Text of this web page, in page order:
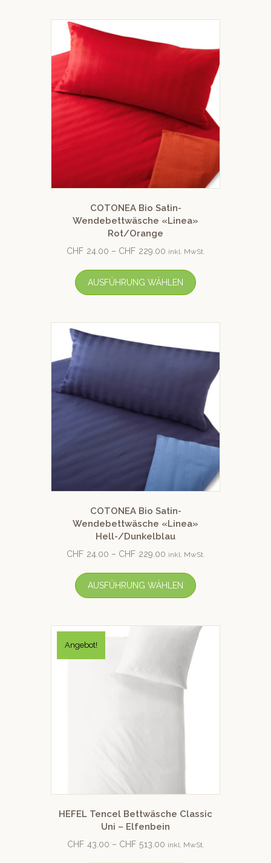
COTONEA Bio Satin-
Wendebettwäsche «Linea»
Rot/Orange
CHF 24.00 – CHF 229.00 inkl. MwSt.
AUSFÜHRUNG WÄHLEN
COTONEA Bio Satin-
Wendebettwäsche «Linea»
Hell-/Dunkelblau
CHF 24.00 – CHF 229.00 inkl. MwSt.
AUSFÜHRUNG WÄHLEN
Angebot!
HEFEL Tencel Bettwäsche Classic
Uni – Elfenbein
CHF 43.00 – CHF 513.00 inkl. MwSt.